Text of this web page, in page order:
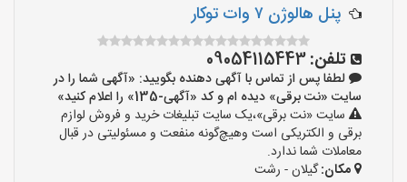
پنل هالوژن ۷ وات توکار
تلفن:09054115443
لطفا پس از تماس با آگهی دهنده بگویید: «آگهی شما را در
سایت «نت برقی» دیده ام و کد «آگهی-135» را اعلام کنید»
سایت «نت برقی»،یک سایت تبلیغات خرید و فروش لوازم
برقی و الکتریکی است وهیچ‌گونه منفعت و مسئولیتی در قبال
معاملات شما ندارد.
مکان:گیلان - رشت